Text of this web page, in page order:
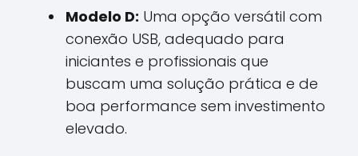
Modelo D: Uma opção versátil com
conexão USB, adequado para
iniciantes e profissionais que
buscam uma solução prática e de
boa performance sem investimento
elevado.